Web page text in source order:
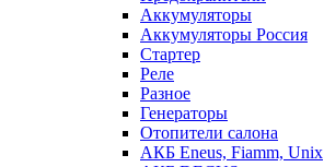
Аккумуляторы
Аккумуляторы Россия
Стартер
Реле
Разное
Генераторы
Отопители салона
АКБ Eneus, Fiamm, Unix